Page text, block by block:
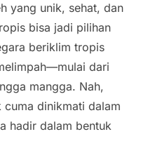
yang unik, sehat, dan
bisa jadi pilihan
beriklim tropis
dari
mangga. Nah,
cuma dinikmati dalam
hadir dalam bentuk